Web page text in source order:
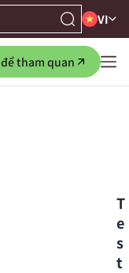
VI
tham quan
T
e
s
t